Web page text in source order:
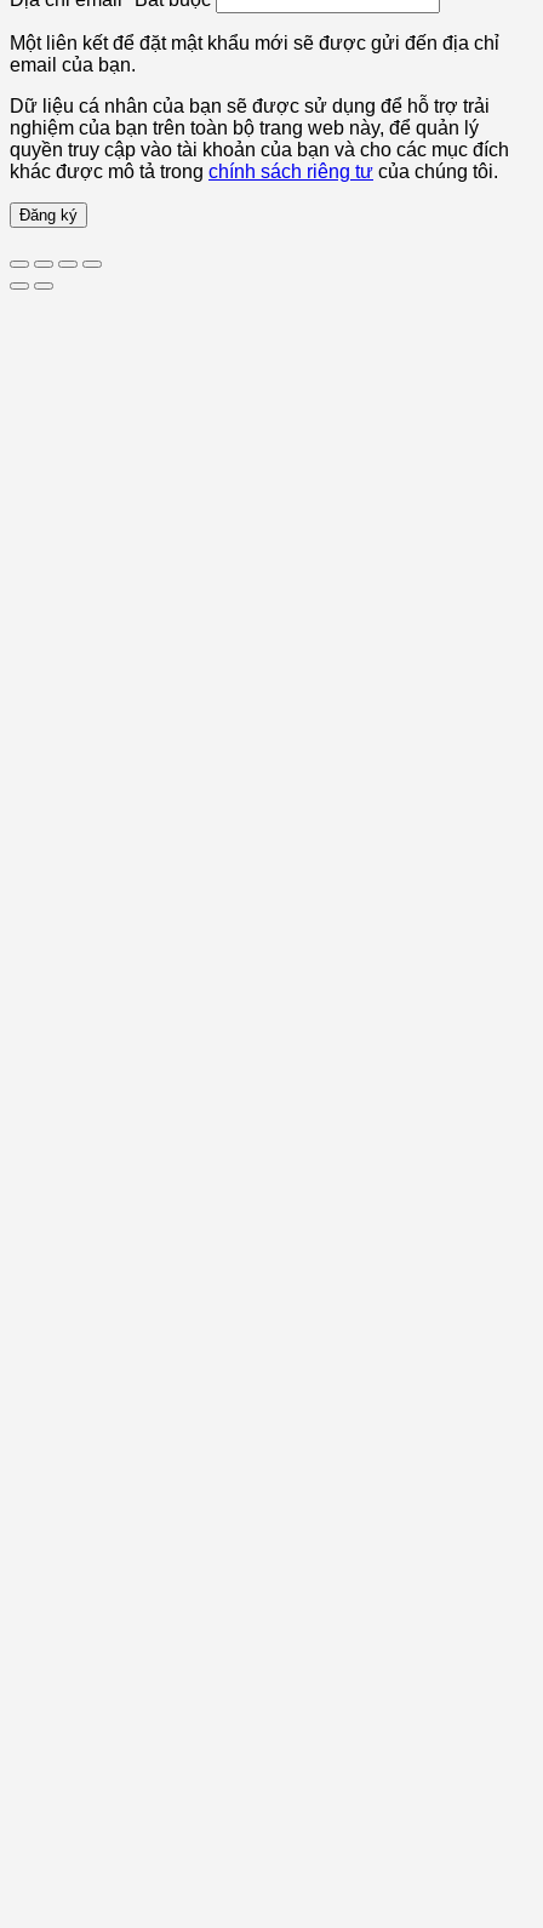
Một liên kết để đặt mật khẩu mới sẽ được gửi đến địa chỉ
email của bạn.
Dữ liệu cá nhân của bạn sẽ được sử dụng để hỗ trợ trải
nghiệm của bạn trên toàn bộ trang web này, để quản lý
quyền truy cập vào tài khoản của bạn và cho các mục đích
khác được mô tả trong chính sách riêng tư của chúng tôi.
Đăng ký